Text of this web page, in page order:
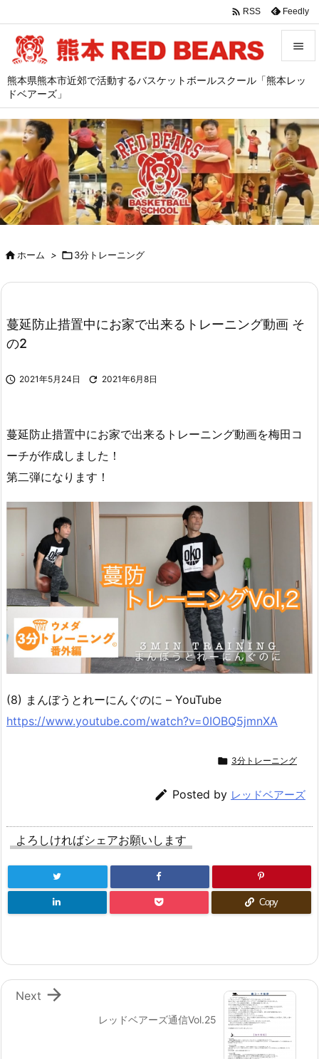
熊本県熊本市近郊で活動するバスケットボールスクール「熊本レッ
ドベアーズ」



サイド

前へ

次へ

 RSS Feedly
ホーム > 3分トレーニング
蔓延防止措置中にお家で出来るトレーニング動画 そ
の2
 2021年5月24日  2021年6月8日
蔓延防止措置中にお家で出来るトレーニング動画を梅田コ
ーチが作成しました！
第二弾になります！
(8) まんぼうとれーにんぐのに – YouTube
https://www.youtube.com/watch?v=0IOBQ5jmnXA
 3分トレーニング
 Posted by レッドベアーズ
よろしければシェアお願いします
Copy
レッドベアーズ通信Vol.25

Next